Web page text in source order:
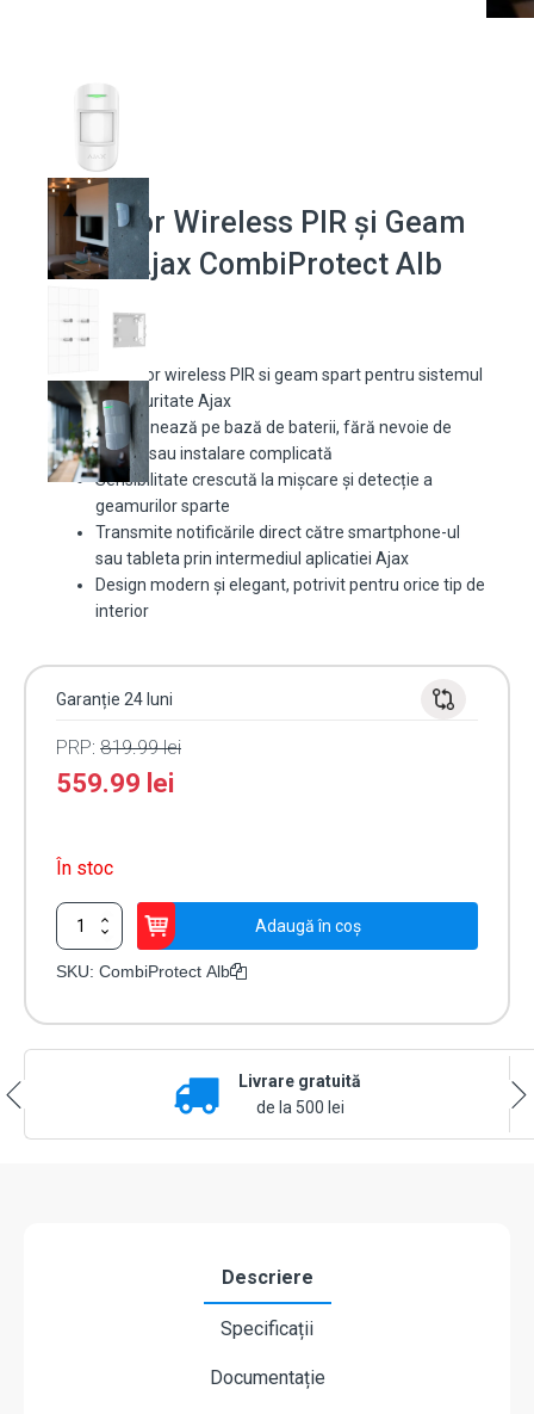
Detector Wireless PIR și Geam
Spart Ajax CombiProtect Alb
Detector wireless PIR si geam spart pentru sistemul
de securitate Ajax
Funcționează pe bază de baterii, fără nevoie de
cabluri sau instalare complicată
Sensibilitate crescută la mișcare și detecție a
geamurilor sparte
Transmite notificările direct către smartphone-ul
sau tableta prin intermediul aplicatiei Ajax
Design modern și elegant, potrivit pentru orice tip de
interior
Garanție 24 luni
PRP: 819.99lei
559.99 lei
În stoc
Cantitate
Detector
Wireless
Adaugă în coș
SKU: CombiProtect Alb
Livrare gratuită
de la 500 lei
Descriere
Specificații
Documentație